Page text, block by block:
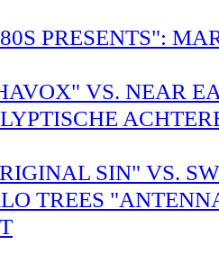
PRESENTS":
VS. NEAR
SIN" VS.
TREES